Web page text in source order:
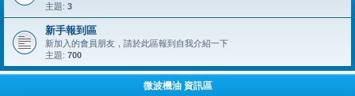
主題: 3
新手報到區
新加入的會員朋友，請於此區報到自我介紹一下
主題: 700
微波機油 資訊區